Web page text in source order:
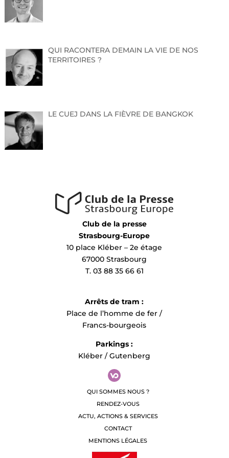
Pour toute information complémentaire, demande
de contenu ou d’interview, n’hésitez pas revenir vers
moi.
Responsable presse du NL Contest
presse@nouvelle-ligne.com
06.89.09.74.13
QUI RACONTERA DEMAIN LA VIE DE NOS
TERRITOIRES ?
LE CUEJ DANS LA FIÈVRE DE BANGKOK
Club de la presse
Strasbourg-Europe
10 place Kléber – 2e étage
67000 Strasbourg
T. 03 88 35 66 61
Arrêts de tram :
Place de l’homme de fer /
Francs-bourgeois
Parkings :
Kléber / Gutenberg
QUI SOMMES NOUS ?
RENDEZ-VOUS
ACTU, ACTIONS & SERVICES
CONTACT
MENTIONS LÉGALES